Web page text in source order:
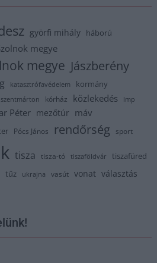
györfi mihály háború
megye
megye Jászberény
katasztrófavédelem kormány
kórház közlekedés lmp
Péter mezőtúr máv
Pócs János rendőrség sport
tisza tisza-tó tiszaföldvár tiszafüred
tűz ukrajna vasút vonat választás